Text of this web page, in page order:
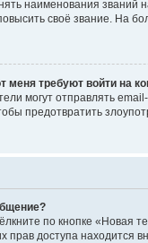
наименования званий
своё звание. На
меня требуют войти на
могут отправлять
предотвратить
по кнопке «Новая
прав доступа